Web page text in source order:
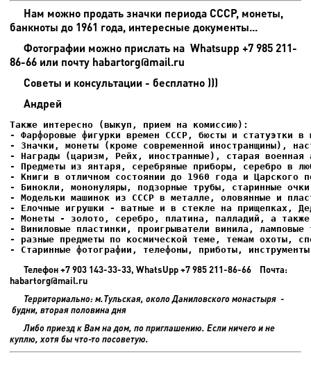
Нам можно продать значки периода СССР, монеты,
банкноты до 1961 года, интересные документы...
Фотографии можно прислать на Whatsupp +7 985 211-
86-66 или почту habartorg@mail.ru
Советы и консультации - бесплатно )))
Андрей
- Старинные фотографии, телефоны, приботы,
Телефон +7 903 143-33-33, WhatsUpp +7 985 211-86-66 Почта:
habartorg@mail.ru
Территориально: м.Тульская, около Даниловского монастыря -
будни, вторая половина дня
Либо приезд к Вам на дом, по приглашению. Если ничего и не
куплю, хотя бы что-то посоветую.